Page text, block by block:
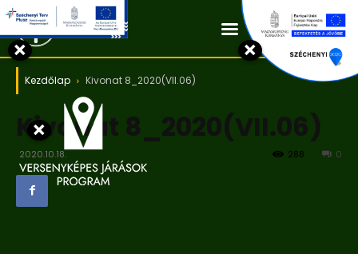
Kapcsolat
Kezdőlap Kivonat 8_2020(VII.06)
Kivonat 8_2020(VII.06)
2020.10.18. 0
288
×
×
×